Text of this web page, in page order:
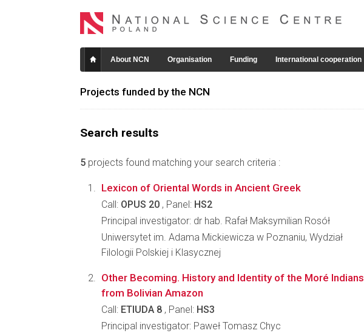
About NCN Organisation Funding International cooperation
Projects funded by the NCN
Search results
5 projects found matching your search criteria :
Lexicon of Oriental Words in Ancient Greek
Call: OPUS 20 , Panel: HS2
Principal investigator: dr hab. Rafał Maksymilian Rosół
Uniwersytet im. Adama Mickiewicza w Poznaniu, Wydział
Filologii Polskiej i Klasycznej
Other Becoming. History and Identity of the Moré Indians
from Bolivian Amazon
Call: ETIUDA 8 , Panel: HS3
Principal investigator: Paweł Tomasz Chyc